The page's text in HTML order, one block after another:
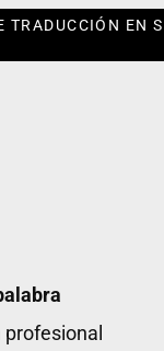
TRADUCCIÓN EN